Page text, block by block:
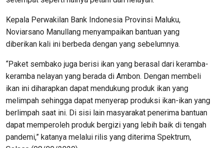
Kepala Perwakilan Bank Indonesia Provinsi Maluku,
Noviarsano Manullang menyampaikan bantuan yang
diberikan kali ini berbeda dengan yang sebelumnya.
“Paket sembako juga berisi ikan yang berasal dari keramba-
keramba nelayan yang berada di Ambon. Dengan membeli
ikan ini diharapkan dapat mendukung produk ikan yang
melimpah sehingga dapat menyerap produksi ikan-ikan yang
berlimpah saat ini. Di sisi lain masyarakat penerima bantuan
dapat memperoleh produk bergizi yang lebih baik di tengah
pandemi,” katanya melalui rilis yang diterima Spektrum,